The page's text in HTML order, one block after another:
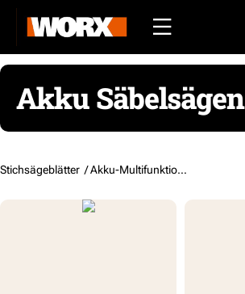
Akku Säbelsägen
Stichsägeblätter / Akku-Multifunktions-Säbelsägen und -Stichsägen